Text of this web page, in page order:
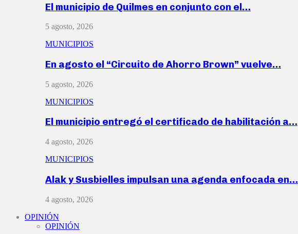
El municipio de Quilmes en conjunto con el…
5 agosto, 2026
MUNICIPIOS
En agosto el “Circuito de Ahorro Brown” vuelve…
5 agosto, 2026
MUNICIPIOS
El municipio entregó el certificado de habilitación a…
4 agosto, 2026
MUNICIPIOS
Alak y Susbielles impulsan una agenda enfocada en…
4 agosto, 2026
OPINIÓN
OPINIÓN